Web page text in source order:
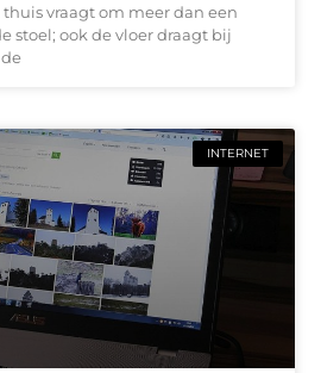
vraagt om meer dan een
stoel; ook de vloer draagt bij
INTERNET